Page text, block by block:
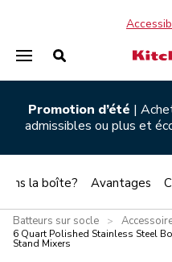
Promotion d’été |
admissibles ou plus et
Batteurs sur socle >
6 Quart Polished Stainless Steel
Stand Mixers
la boîte? Avantages